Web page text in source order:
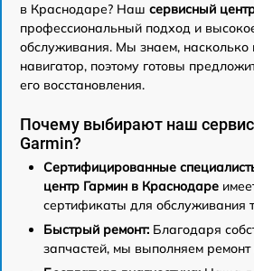
в Краснодаре? Наш сервисный
профессиональный подход и
обслуживания. Мы знаем,
навигатор, поэтому готовы
его восстановления.
Почему выбирают наш
Garmin?
Сертифицированные
центр Гармин в Краснодаре
сертификаты для обслуживания
Быстрый ремонт: Благодаря
запчастей, мы выполняем